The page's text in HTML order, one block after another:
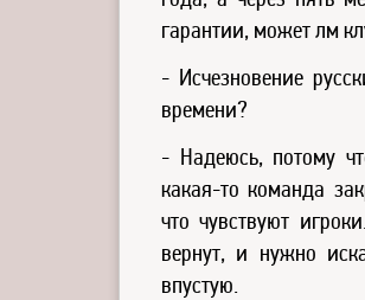
гарантии, может лм
- Исчезновение
времени?
- Надеюсь, потому
какая-то команда
что чувствуют
вернут, и нужно
впустую.